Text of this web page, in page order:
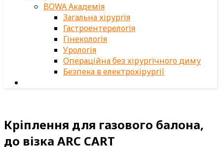
BOWA Академія
Загальна хірургія
Гастроентерелогія
Гінекологія
Урологія
Операційна без хірургічного диму
Безпека в електрохірургії
Кріплення для газового балона,
до візка ARC CART